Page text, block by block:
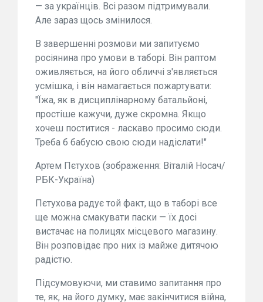
— за українців. Всі разом підтримували.
Але зараз щось змінилося.
В завершенні розмови ми запитуємо
росіянина про умови в таборі. Він раптом
оживляється, на його обличчі з'являється
усмішка, і він намагається пожартувати:
"Їжа, як в дисциплінарному батальйоні,
простіше кажучи, дуже скромна. Якщо
хочеш поститися - ласкаво просимо сюди.
Треба б бабусю свою сюди надіслати!"
Артем Пєтухов (зображення: Віталій Носач/
РБК-Україна)
Пєтухова радує той факт, що в таборі все
ще можна смакувати паски — їх досі
вистачає на полицях місцевого магазину.
Він розповідає про них із майже дитячою
радістю.
Підсумовуючи, ми ставимо запитання про
те, як, на його думку, має закінчитися війна,